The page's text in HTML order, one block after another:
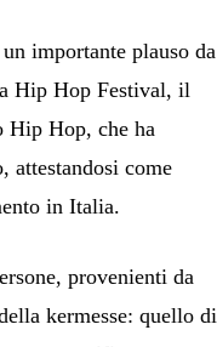
importante plauso da
Hip Hop Festival, il
Hip Hop, che ha
attestandosi come
in Italia.
provenienti da
kermesse: quello di